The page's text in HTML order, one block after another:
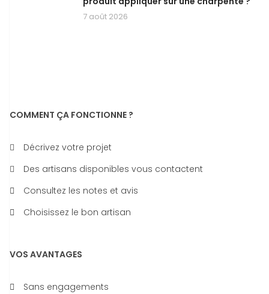
7 août 2026
COMMENT ÇA FONCTIONNE ?
Décrivez votre projet
Des artisans disponibles vous contactent
Consultez les notes et avis
Choisissez le bon artisan
VOS AVANTAGES
Sans engagements